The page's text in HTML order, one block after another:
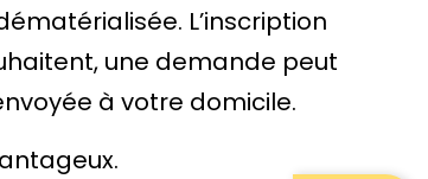
L’inscription
une demande peut
à votre domicile.